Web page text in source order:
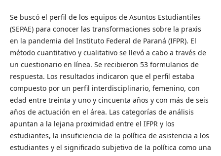
Se buscó el perfil de los equipos de Asuntos Estudiantiles
(SEPAE) para conocer las transformaciones sobre la praxis
en la pandemia del Instituto Federal de Paraná (IFPR). El
método cuantitativo y cualitativo se llevó a cabo a través de
un cuestionario en línea. Se recibieron 53 formularios de
respuesta. Los resultados indicaron que el perfil estaba
compuesto por un perfil interdisciplinario, femenino, con
edad entre treinta y uno y cincuenta años y con más de seis
años de actuación en el área. Las categorías de análisis
apuntan a la lejana proximidad entre el IFPR y los
estudiantes, la insuficiencia de la política de asistencia a los
estudiantes y el significado subjetivo de la política como una